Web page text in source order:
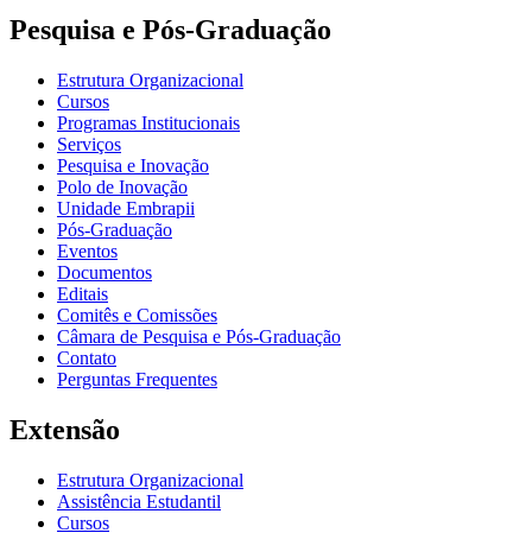
Pesquisa e Pós-Graduação
Estrutura Organizacional
Cursos
Programas Institucionais
Serviços
Pesquisa e Inovação
Polo de Inovação
Unidade Embrapii
Pós-Graduação
Eventos
Documentos
Editais
Comitês e Comissões
Câmara de Pesquisa e Pós-Graduação
Contato
Perguntas Frequentes
Extensão
Estrutura Organizacional
Assistência Estudantil
Cursos